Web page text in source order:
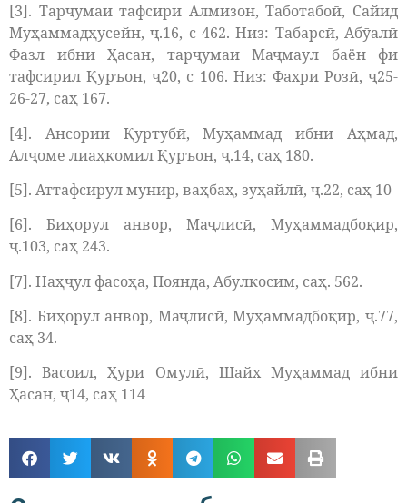
[3]. Тарҷумаи тафсири Алмизон, Таботабоӣ, Сайид
Муҳаммадҳусейн, ҷ.16, с 462. Низ: Табарсӣ, Абӯалӣ
Фазл ибни Ҳасан, тарҷумаи Маҷмаул баён фи
тафсирил Қуръон, ҷ20, с 106. Низ: Фахри Розӣ, ҷ25-
26-27, саҳ 167.
[4]. Ансории Қуртубӣ, Муҳаммад ибни Аҳмад,
Алҷоме лиаҳкомил Қуръон, ҷ.14, саҳ 180.
[5]. Аттафсирул мунир, ваҳбаҳ, зуҳайлӣ, ҷ.22, саҳ 10
[6]. Биҳорул анвор, Маҷлисӣ, Муҳаммадбоқир,
ҷ.103, саҳ 243.
[7]. Наҳҷул фасоҳа, Поянда, Абулкосим, саҳ. 562.
[8]. Биҳорул анвор, Маҷлисӣ, Муҳаммадбоқир, ҷ.77,
саҳ 34.
[9]. Васоил, Ҳури Омулӣ, Шайх Муҳаммад ибни
Ҳасан, ҷ14, саҳ 114